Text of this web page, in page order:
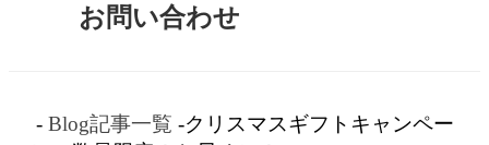
お問い合わせ
- Blog記事一覧 -クリスマスギフトキャンペー